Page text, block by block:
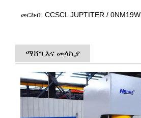
መርከብ: CCSCL JUPTITER / 0NM19W
ማሸግ እና መላኪያ